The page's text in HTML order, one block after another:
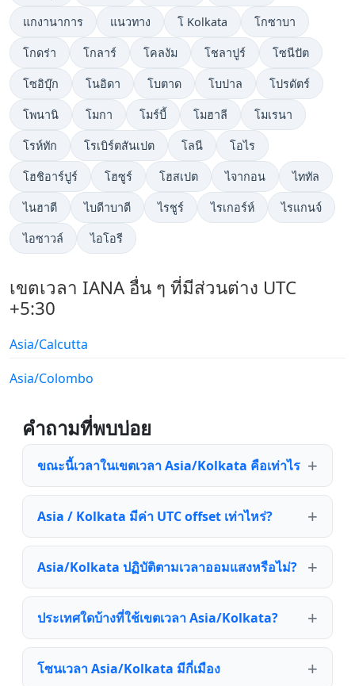
แกงานาการ แนวทาง โ Kolkata โกซาบา
โกดร่า โกลาร์ โคลงัม โชลาปูร์ โซนีปัต
โซอิบุ๊ก โนอิดา โบตาด โบปาล โปรดัตร์
โพนานิ โมกา โมร์บี้ โมฮาลี โมเรนา
โรห์ทัก โรเบิร์ตสันเปต โลนี โอไร
โฮชิอาร์ปูร์ โฮซูร์ โฮสเปต ไจากอน ไททัล
ไนฮาตี ไบดีาบาตี ไรชูร์ ไรเกอร์ห์ ไรแกนจ์
ไอซาวล์ ไอโอรี
เขตเวลา IANA อื่น ๆ ที่มีส่วนต่าง UTC
+5:30
Asia/Calcutta
Asia/Colombo
คำถามที่พบบ่อย
ขณะนี้เวลาในเขตเวลา Asia/Kolkata คือเท่าไร
Asia / Kolkata มีค่า UTC offset เท่าไหร่?
Asia/Kolkata ปฏิบัติตามเวลาออมแสงหรือไม่?
ประเทศใดบ้างที่ใช้เขตเวลา Asia/Kolkata?
โซนเวลา Asia/Kolkata มีกี่เมือง